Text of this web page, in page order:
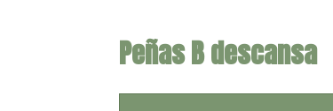
Peñas B descansa